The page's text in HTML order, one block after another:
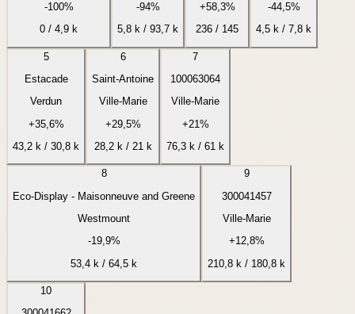
-100%
0 / 4,9 k
-94%
5,8 k / 93,7 k
+58,3%
236 / 145
-44,5%
4,5 k / 7,8 k
5
Estacade
Verdun
+35,6%
43,2 k / 30,8 k
6
Saint-Antoine
Ville-Marie
+29,5%
28,2 k/ 21 k
7
100063064
Ville-Marie
+21%
76,3 k / 61 k
8
Eco-Display - Maisonneuve and Greene
Westmount
-19,9%
53,4 k / 64,5 k
9
300041457
Ville-Marie
+12,8%
210,8 k / 180,8 k
10